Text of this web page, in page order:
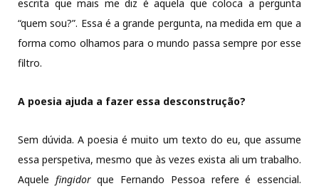
escrita que mais me diz é aquela que coloca a pergunta
“quem sou?”. Essa é a grande pergunta, na medida em que a
forma como olhamos para o mundo passa sempre por esse
filtro.
A poesia ajuda a fazer essa desconstrução?
Sem dúvida. A poesia é muito um texto do eu, que assume
essa perspetiva, mesmo que às vezes exista ali um trabalho.
Aquele fingidorque Fernando Pessoa refere é essencial.